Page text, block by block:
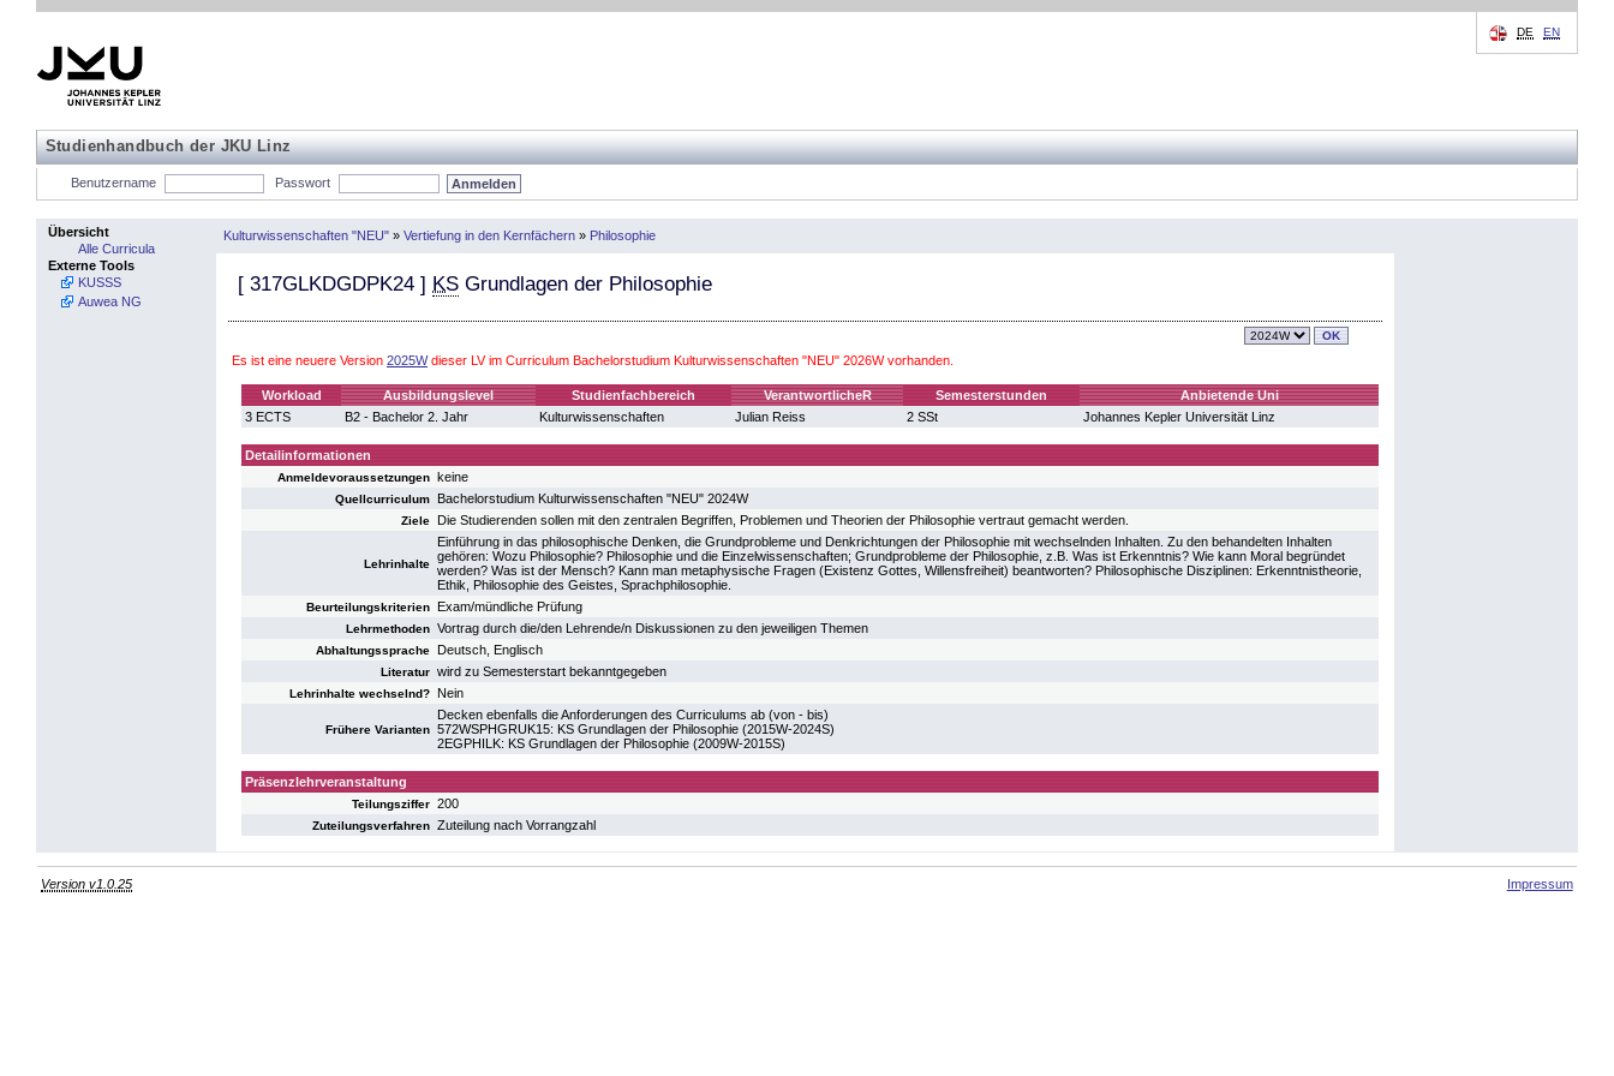
Studienhandbuch der JKU Linz
DE EN
Benutzername Passwort
Übersicht
Alle Curricula
Externe Tools
KUSSS
Auwea NG
Kulturwissenschaften "NEU" » Vertiefung in den Kernfächern » Philosophie
[ 317GLKDGDPK24 ] KS Grundlagen der Philosophie
Es ist eine neuere Version 2025Wdieser LV im Curriculum Bachelorstudium Kulturwissenschaften "NEU" 2026W vorhanden.
Workload Ausbildungslevel Studienfachbereich VerantwortlicheR Semesterstunden
Anbietende Uni
3 ECTS
B2 - Bachelor 2. Jahr Kulturwissenschaften Julian Reiss 2 SSt Johannes Kepler Universität Linz
Detailinformationen
Anmeldevoraussetzungen keine
Quellcurriculum Bachelorstudium Kulturwissenschaften "NEU" 2024W
Ziele Die Studierenden sollen mit den zentralen Begriffen, Problemen und Theorien der Philosophie vertraut gemacht werden.
Lehrinhalte
Einführung in das philosophische Denken, die Grundprobleme und Denkrichtungen der Philosophie mit wechselnden Inhalten. Zu den behandelten Inhalten
gehören: Wozu Philosophie? Philosophie und die Einzelwissenschaften; Grundprobleme der Philosophie, z.B. Was ist Erkenntnis? Wie kann Moral begründet
werden? Was ist der Mensch? Kann man metaphysische Fragen (Existenz Gottes, Willensfreiheit) beantworten? Philosophische Disziplinen: Erkenntnistheorie,
Ethik, Philosophie des Geistes, Sprachphilosophie.
Beurteilungskriterien Exam/mündliche Prüfung
Lehrmethoden Vortrag durch die/den Lehrende/n Diskussionen zu den jeweiligen Themen
Abhaltungssprache Deutsch, Englisch
Literatur wird zu Semesterstart bekanntgegeben
Lehrinhalte wechselnd? Nein
Frühere Varianten
Decken ebenfalls die Anforderungen des Curriculums ab (von - bis)
572WSPHGRUK15: KS Grundlagen der Philosophie (2015W-2024S)
2EGPHILK: KS Grundlagen der Philosophie (2009W-2015S)
Präsenzlehrveranstaltung
Teilungsziffer 200
Zuteilungsverfahren Zuteilung nach Vorrangzahl
Version v1.0.25 Impressum